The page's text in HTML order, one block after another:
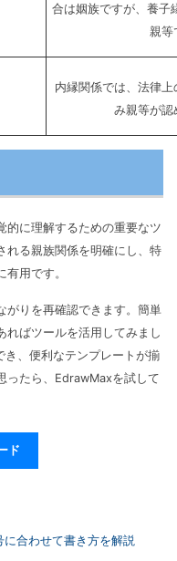
合は姻族ですが、養子
親等
内縁関係では、法律
み親等が認
的に理解するための重要なツ
れる親族関係を明確にし、特
用です。
がりを再確認できます。簡単
ればツールを活用してみまし
き、便利なテンプレートが揃
ったら、EdrawMaxを試して
ド
合わせて書き方を解説